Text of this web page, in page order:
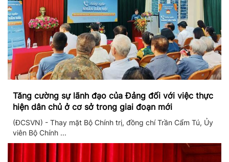
Tăng cường sự lãnh đạo của Đảng đối với việc thực
hiện dân chủ ở cơ sở trong giai đoạn mới
(ĐCSVN) - Thay mặt Bộ Chính trị, đồng chí Trần Cẩm Tú, Ủy
viên Bộ Chính ...